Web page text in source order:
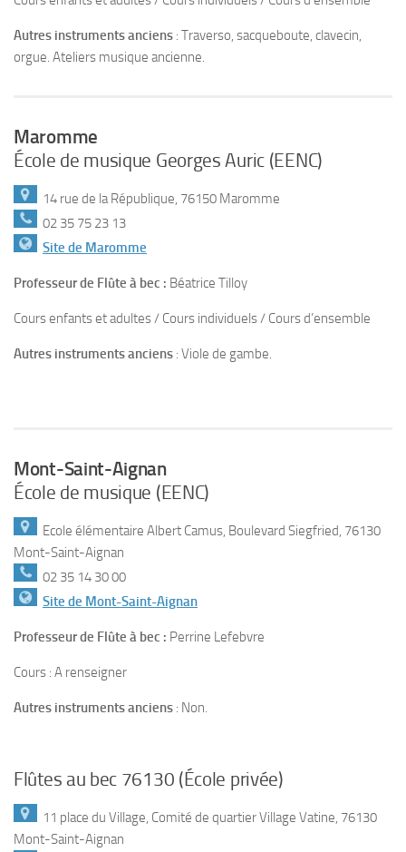
Autres instruments anciens : Traverso, sacqueboute, clavecin,
orgue. Ateliers musique ancienne.
Maromme
École de musique Georges Auric (EENC)
14 rue de la République, 76150 Maromme
02 35 75 23 13
Site de Maromme
Professeur de Flûte à bec : Béatrice Tilloy
Cours enfants et adultes / Cours individuels / Cours d’ensemble
Autres instruments anciens : Viole de gambe.
Mont-Saint-Aignan
École de musique (EENC)
Ecole élémentaire Albert Camus, Boulevard Siegfried, 76130
Mont-Saint-Aignan
02 35 14 30 00
Site de Mont-Saint-Aignan
Professeur de Flûte à bec : Perrine Lefebvre
Cours : A renseigner
Autres instruments anciens : Non.
Flûtes au bec 76130 (École privée)
11 place du Village, Comité de quartier Village Vatine, 76130
Mont-Saint-Aignan